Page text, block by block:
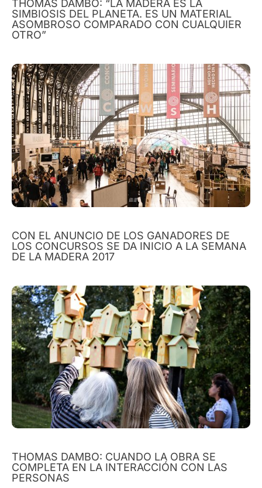
THOMAS DAMBO: “LA MADERA ES LA
SIMBIOSIS DEL PLANETA. ES UN MATERIAL
ASOMBROSO COMPARADO CON CUALQUIER
OTRO”
CON EL ANUNCIO DE LOS GANADORES DE
LOS CONCURSOS SE DA INICIO A LA SEMANA
DE LA MADERA 2017
THOMAS DAMBO: CUANDO LA OBRA SE
COMPLETA EN LA INTERACCIÓN CON LAS
PERSONAS